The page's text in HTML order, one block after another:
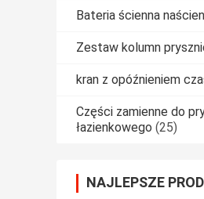
Bateria ścienna
Zestaw kolumn
kran z opóźnieniem
Części zamienne do
łazienkowego (25)
NAJLEPSZE